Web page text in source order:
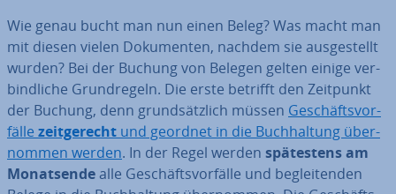
Wie genau bucht man nun einen Beleg? Was macht man
mit diesen vielen Do­ku­men­ten, nachdem sie aus­ge­stellt
wurden? Bei der Buchung von Belegen gelten einige ver­
bind­li­che Grund­re­geln. Die erste betrifft den Zeitpunkt
der Buchung, denn grund­sätz­lich müssen Ge­schäfts­vor­
fäl­le zeit­ge­recht und geordnet in die Buch­hal­tung über­
nom­men werden. In der Regel werden spä­tes­tens am
Mo­nats­en­dealle Ge­schäfts­vor­fäl­le und be­glei­ten­den